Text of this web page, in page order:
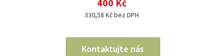
400 Kč
330,58 Kč bez DPH
Kontaktujte nás